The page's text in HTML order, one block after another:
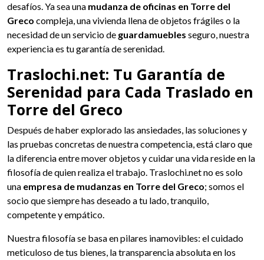
desafíos. Ya sea una mudanza de oficinas en Torre del
Greco compleja, una vivienda llena de objetos frágiles o la
necesidad de un servicio de guardamuebles seguro, nuestra
experiencia es tu garantía de serenidad.
Traslochi.net: Tu Garantía de
Serenidad para Cada Traslado en
Torre del Greco
Después de haber explorado las ansiedades, las soluciones y
las pruebas concretas de nuestra competencia, está claro que
la diferencia entre mover objetos y cuidar una vida reside en la
filosofía de quien realiza el trabajo. Traslochi.net no es solo
una empresa de mudanzas en Torre del Greco; somos el
socio que siempre has deseado a tu lado, tranquilo,
competente y empático.
Nuestra filosofía se basa en pilares inamovibles: el cuidado
meticuloso de tus bienes, la transparencia absoluta en los